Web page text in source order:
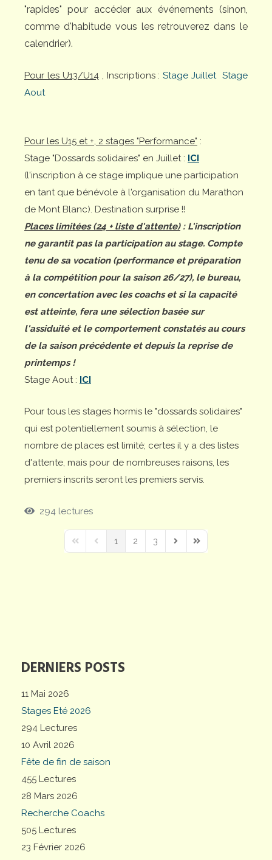
DERNIERS POSTS
11 Mai 2026
Stages Eté 2026
294 Lectures
10 Avril 2026
Fête de fin de saison
455 Lectures
28 Mars 2026
Recherche Coachs
505 Lectures
23 Février 2026
"rapides" pour accéder aux événements (sinon,
comme d'habitude vous les retrouverez dans le
calendrier).
Pour les U13/U14, Inscriptions :Stage Juillet Stage
Aout
Pour les U15 et +, 2 stages "Performance" :
Stage "Dossards solidaires" en Juillet : ICI
(l'inscription à ce stage implique une participation
en tant que bénévole à l'organisation du Marathon
de Mont Blanc). Destination surprise !!
Places limitées (24 + liste d'attente): L'inscription
ne garantit pas la participation au stage. Compte
tenu de sa vocation (performance et préparation
à la compétition pour la saison 26/27), le bureau,
en concertation avec les coachs et si la capacité
est atteinte, fera une sélection basée sur
l'assiduité et le comportement constatés au cours
de la saison précédente et depuis la reprise de
printemps !
Stage Aout : ICI
Pour tous les stages hormis le "dossards solidaires"
qui est potentiellement soumis à sélection, le
nombre de places est limité; certes il y a des listes
d'attente, mais pour de nombreuses raisons, les
premiers inscrits seront les premiers servis.
294 lectures
First PagePrevious Page
1 2 3
Next PageLast Page